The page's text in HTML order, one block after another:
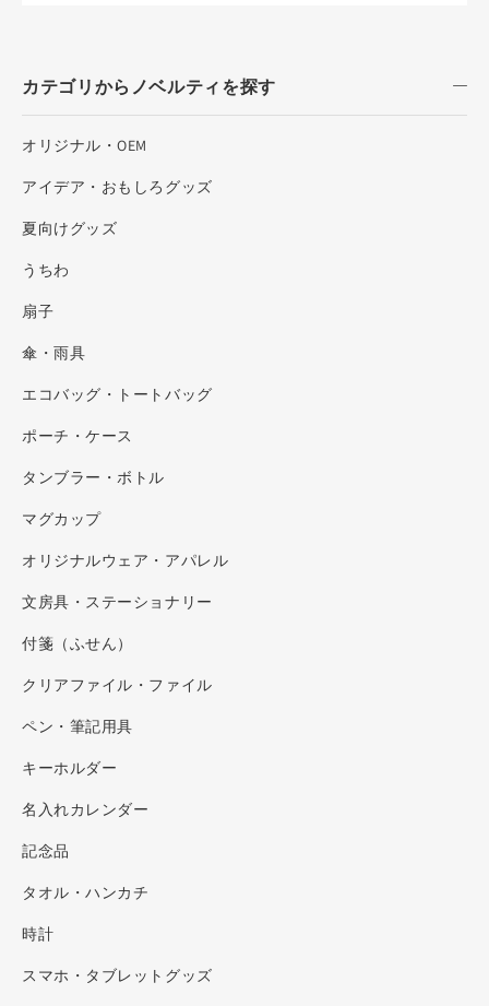
カテゴリからノベルティを探す
オリジナル・OEM
アイデア・おもしろグッズ
夏向けグッズ
うちわ
扇子
傘・雨具
エコバッグ・トートバッグ
ポーチ・ケース
タンブラー・ボトル
マグカップ
オリジナルウェア・アパレル
文房具・ステーショナリー
付箋（ふせん）
クリアファイル・ファイル
ペン・筆記用具
キーホルダー
名入れカレンダー
記念品
タオル・ハンカチ
時計
スマホ・タブレットグッズ